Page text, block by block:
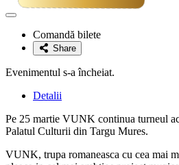
Adaugă
favoriteComandă bilete
Share
Evenimentul s-a încheiat.
Detalii
Pe 25 martie VUNK continua turneul
Palatul Culturii din Targu Mures.
VUNK, trupa romaneasca cu cea mai